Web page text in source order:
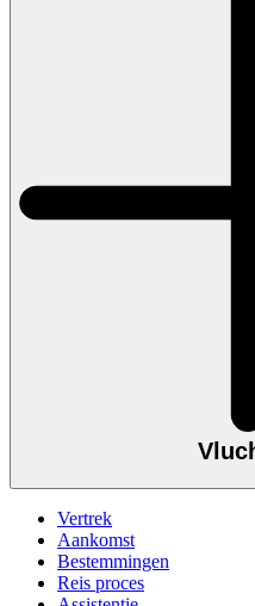
Vertrek
Aankomst
Bestemmingen
Reis proces